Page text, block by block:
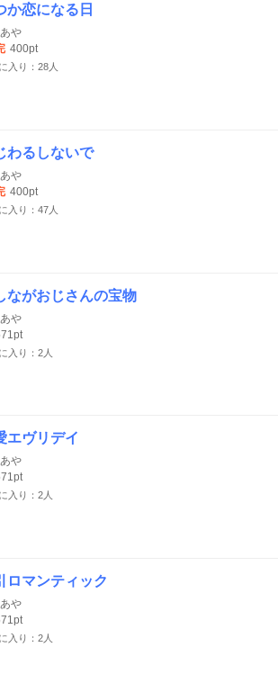
か恋になる日
や
400pt
入り：28人
わるしないで
や
400pt
入り：47人
ながおじさんの宝物
や
入り：2人
エヴリデイ
や
入り：2人
ロマンティック
や
入り：2人